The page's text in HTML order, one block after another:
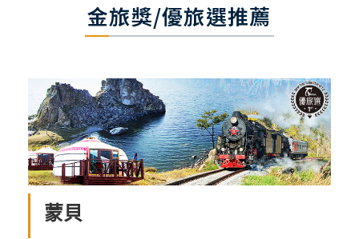
金旅獎/優旅選推薦
蒙貝